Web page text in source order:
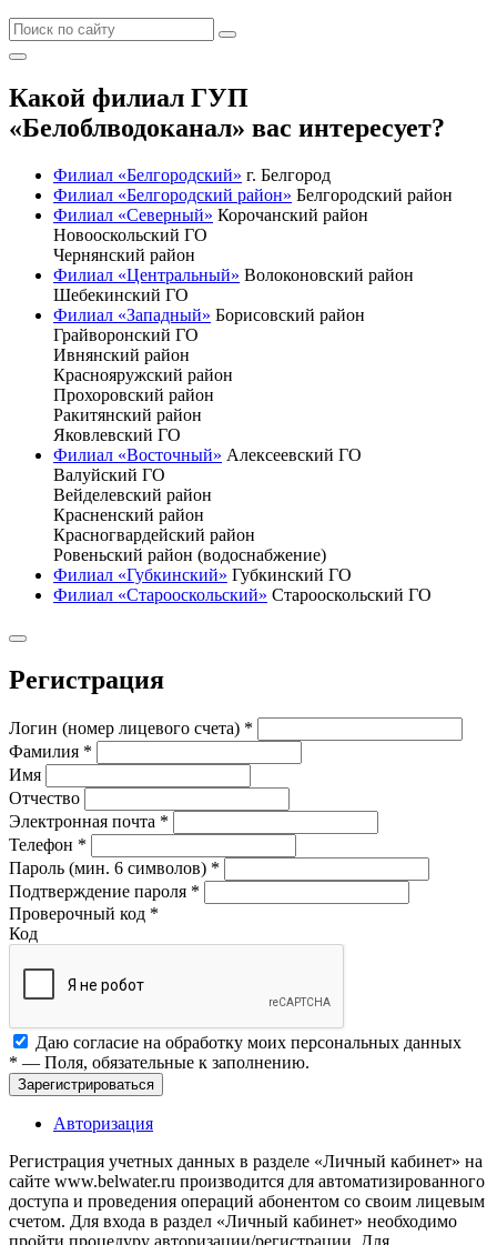
Какой филиал ГУП
«Белоблводоканал» вас интересует?
Филиал «Белгородский» г. Белгород
Филиал «Белгородский район» Белгородский район
Филиал «Северный» Корочанский район
Новооскольский ГО
Чернянский район
Филиал «Центральный» Волоконовский район
Шебекинский ГО
Филиал «Западный» Борисовский район
Грайворонский ГО
Ивнянский район
Краснояружский район
Прохоровский район
Ракитянский район
Яковлевский ГО
Филиал «Восточный» Алексеевский ГО
Валуйский ГО
Вейделевский район
Красненский район
Красногвардейский район
Ровеньский район (водоснабжение)
Филиал «Губкинский» Губкинский ГО
Филиал «Старооскольский» Старооскольский ГО
Регистрация
Логин (номер лицевого счета) *
Фамилия *
Имя
Отчество
Электронная почта *
Телефон *
Пароль (мин. 6 символов) *
Подтверждение пароля *
Проверочный код *
Код
Даю согласие на обработку моих персональных данных
* — Поля, обязательные к заполнению.
Зарегистрироваться
Авторизация
Регистрация учетных данных в разделе «Личный кабинет» на
сайте www.belwater.ru производится для автоматизированного
доступа и проведения операций абонентом со своим лицевым
счетом. Для входа в раздел «Личный кабинет» необходимо
пройти процедуру авторизации/регистрации. Для